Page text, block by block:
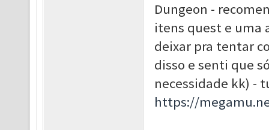
Dungeon -
itens quest e uma
deixar pra tentar
disso e senti que
necessidade kk) -
https://